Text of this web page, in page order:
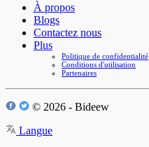
À propos
Blogs
Contactez nous
Plus
Politique de confidentialité
Conditions d'utilisation
Partenaires
© 2026 - Bideew
Langue